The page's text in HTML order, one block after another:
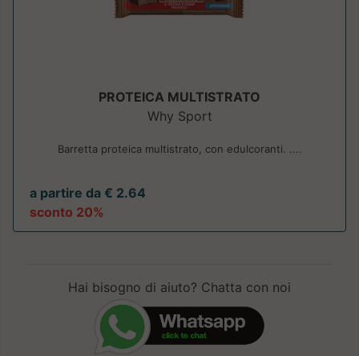
PROTEICA MULTISTRATO
Why Sport
Barretta proteica multistrato, con edulcoranti. ....
a partire da € 2.64
sconto 20%
Hai bisogno di aiuto? Chatta con noi